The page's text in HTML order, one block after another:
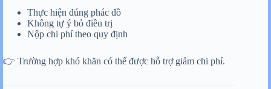
Thực hiện đúng phác đồ
Không tự ý bỏ điều trị
Nộp chi phí theo quy định
👉 Trường hợp khó khăn có thể được hỗ trợ giảm chi phí.